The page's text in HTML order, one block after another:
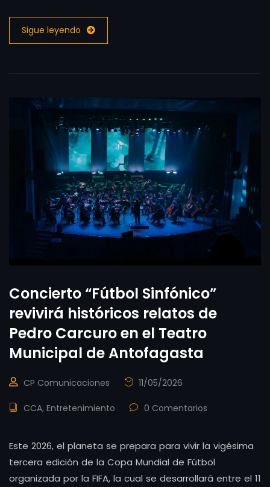
Sigue leyendo
Concierto “Fútbol Sinfónico”
revivirá históricos relatos de
Pedro Carcuro en el Teatro
Municipal de Antofagasta
CP Comunicaciones 11/05/2026
CCA, Entretenimiento 0 Comentarios
Este 2026, el planeta se prepara para vivir la vigésima
tercera edición de la Copa Mundial de Fútbol
organizada por la FIFA, la cual se desarrollará entre el 11